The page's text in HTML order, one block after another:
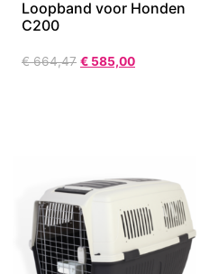
Loopband voor Honden
C200
€664,47 € 585,00